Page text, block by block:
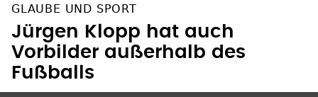
GLAUBE UND SPORT
Jürgen Klopp hat auch
Vorbilder außerhalb des
Fußballs